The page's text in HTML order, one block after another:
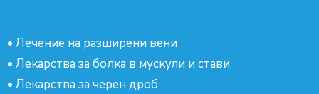
• Лечение на разширени вени
• Лекарства за болка в мускули и стави
• Лекарства за черен дроб